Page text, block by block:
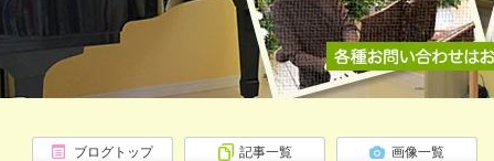
ブログトップ 記事一覧 画像一覧